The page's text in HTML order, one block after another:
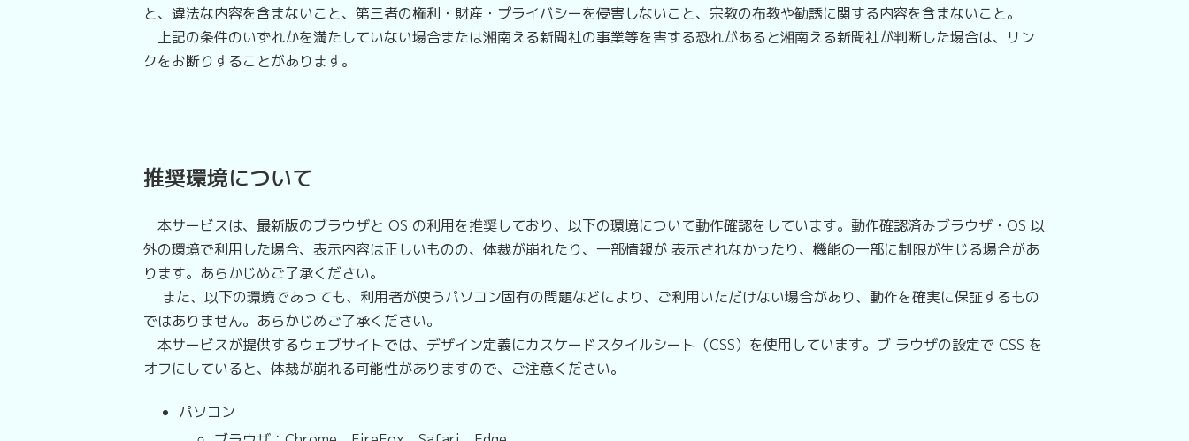
と、違法な内容を含まないこと、第三者の権利・財産・プライバシーを侵害しないこと、宗教の布教や勧誘に関する内容を含まないこと。
上記の条件のいずれかを満たしていない場合または湘南える新聞社の事業等を害する恐れがあると湘南える新聞社が判断した場合は、リン
クをお断りすることがあります。
推奨環境について
本サービスは、最新版のブラウザと OS の利用を推奨しており、以下の環境について動作確認をしています。動作確認済みブラウザ・OS 以
外の環境で利用した場合、表示内容は正しいものの、体裁が崩れたり、一部情報が 表示されなかったり、機能の一部に制限が生じる場合があ
ります。あらかじめご了承ください。
また、以下の環境であっても、利用者が使うパソコン固有の問題などにより、ご利用いただけない場合があり、動作を確実に保証するもの
ではありません。あらかじめご了承ください。
本サービスが提供するウェブサイトでは、デザイン定義にカスケードスタイルシート（CSS）を使用しています。ブ ラウザの設定で CSS を
オフにしていると、体裁が崩れる可能性がありますので、ご注意ください。
パソコン